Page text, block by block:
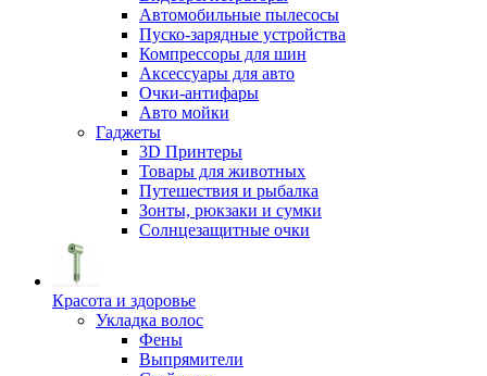
Автомобильные пылесосы
Пуско-зарядные устройства
Компрессоры для шин
Аксессуары для авто
Очки-антифары
Авто мойки
Гаджеты
3D Принтеры
Товары для животных
Путешествия и рыбалка
Зонты, рюкзаки и сумки
Солнцезащитные очки
Красота и здоровье
Укладка волос
Фены
Выпрямители